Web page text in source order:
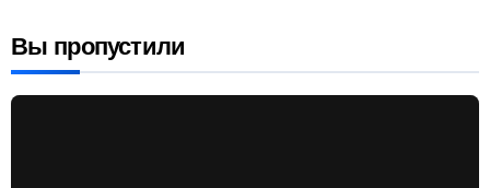
Вы пропустили